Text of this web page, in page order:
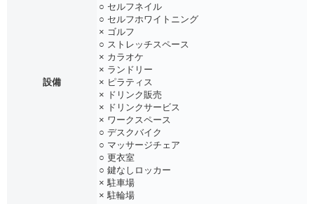
設備
○ セルフネイル
○ セルフホワイトニング
× ゴルフ
○ ストレッチスペース
× カラオケ
× ランドリー
× ピラティス
× ドリンク販売
× ドリンクサービス
× ワークスペース
○ デスクバイク
○ マッサージチェア
○ 更衣室
○ 鍵なしロッカー
× 駐車場
× 駐輪場